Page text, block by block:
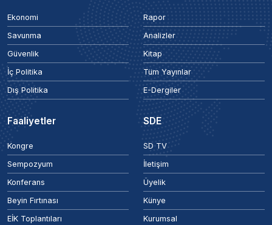
Ekonomi
Savunma
Güvenlik
İç Politika
Dış Politika
Rapor
Analizler
Kitap
Tüm Yayınlar
E-Dergiler
Faaliyetler
Kongre
Sempozyum
Konferans
Beyin Fırtınası
EİK Toplantıları
SDE
SD TV
İletişim
Üyelik
Künye
Kurumsal